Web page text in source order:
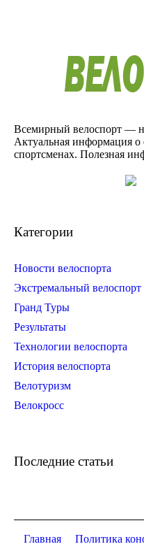
Всемирный велоспорт —
Актуальная информация
спортсменах. Полезная
Категории
Новости велоспорта
Экстремальный велоспорт
Гранд Туры
Результаты
Технологии велоспорта
История велоспорта
Велотуризм
Велокросс
Последние статьи
Главная Политика